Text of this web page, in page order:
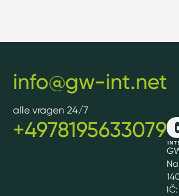
IČ:
info@gw-int.net
alle vragen 24/7
+4978195633079